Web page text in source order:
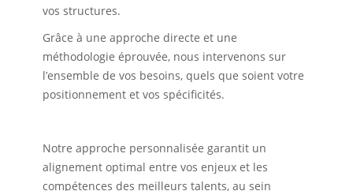
vos structures.
Grâce à une approche directe et une
méthodologie éprouvée, nous intervenons sur
l’ensemble de vos besoins, quels que soient votre
positionnement et vos spécificités.
Notre approche personnalisée garantit un
alignement optimal entre vos enjeux et les
compétences des meilleurs talents, au sein